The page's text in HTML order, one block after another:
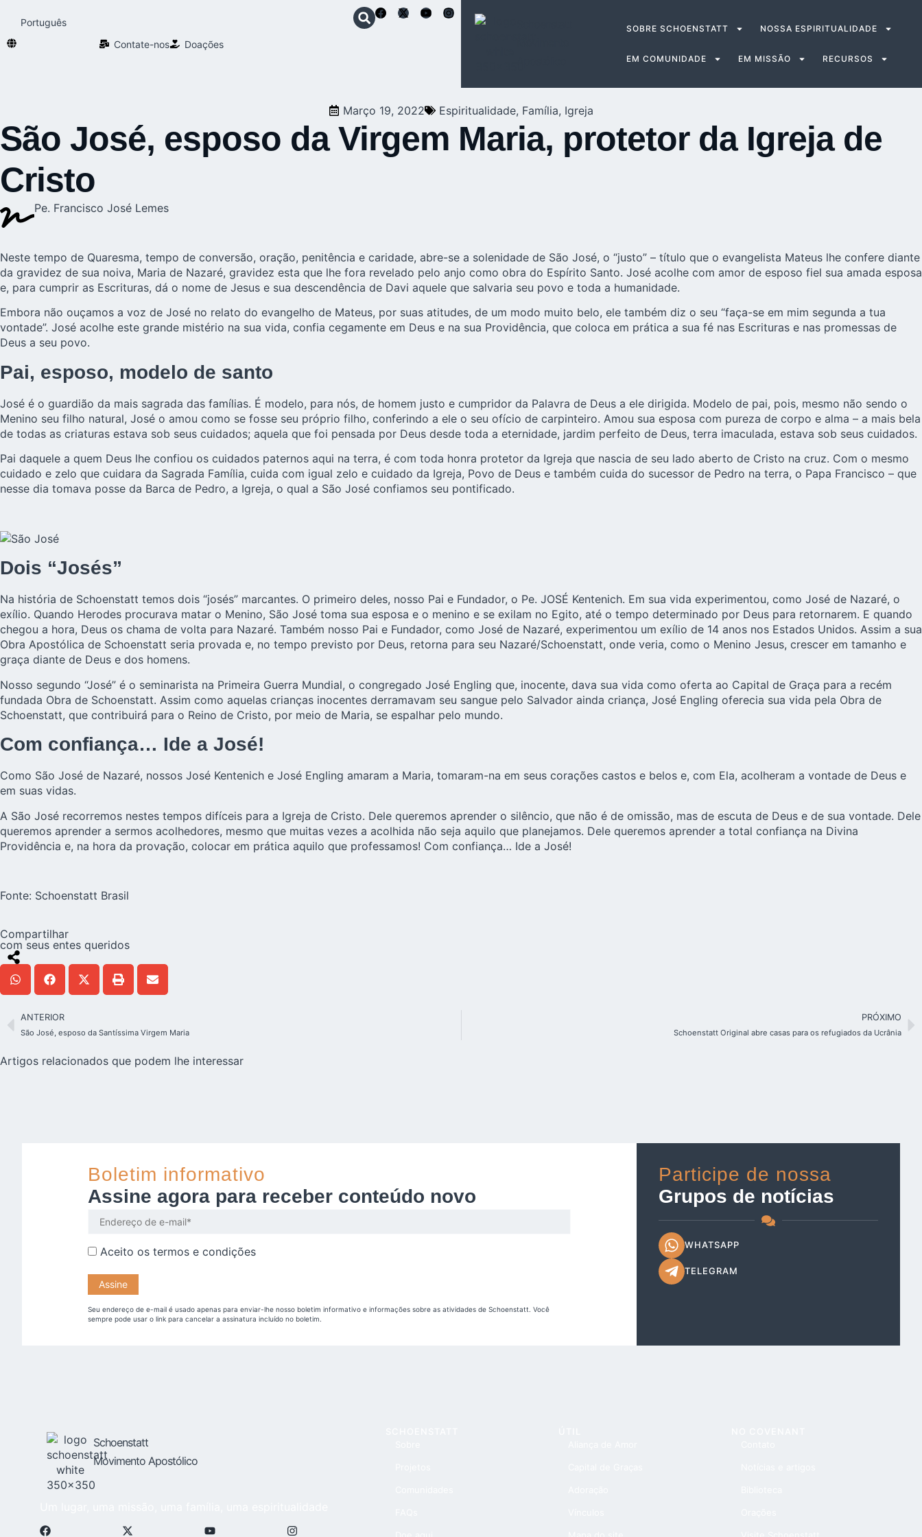
Português
Contate-nos
Doações
SOBRE SCHOENSTATT NOSSA ESPIRITUALIDADE
EM COMUNIDADE EM MISSÃO RECURSOS
Março 19, 2022 Espiritualidade, Família, Igreja
São José, esposo da Virgem Maria, protetor da Igreja de
Cristo
Pe. Francisco José Lemes
Neste tempo de Quaresma, tempo de conversão, oração, penitência e caridade, abre-se a solenidade de São José, o “justo” – título que o evangelista Mateus lhe confere diante
da gravidez de sua noiva, Maria de Nazaré, gravidez esta que lhe fora revelado pelo anjo como obra do Espírito Santo. José acolhe com amor de esposo fiel sua amada esposa
e, para cumprir as Escrituras, dá o nome de Jesus e sua descendência de Davi aquele que salvaria seu povo e toda a humanidade.
Embora não ouçamos a voz de José no relato do evangelho de Mateus, por suas atitudes, de um modo muito belo, ele também diz o seu “faça-se em mim segunda a tua
vontade”. José acolhe este grande mistério na sua vida, confia cegamente em Deus e na sua Providência, que coloca em prática a sua fé nas Escrituras e nas promessas de
Deus a seu povo.
Pai, esposo, modelo de santo
José é o guardião da mais sagrada das famílias. É modelo, para nós, de homem justo e cumpridor da Palavra de Deus a ele dirigida. Modelo de pai, pois, mesmo não sendo o
Menino seu filho natural, José o amou como se fosse seu próprio filho, conferindo a ele o seu ofício de carpinteiro. Amou sua esposa com pureza de corpo e alma – a mais bela
de todas as criaturas estava sob seus cuidados; aquela que foi pensada por Deus desde toda a eternidade, jardim perfeito de Deus, terra imaculada, estava sob seus cuidados.
Pai daquele a quem Deus lhe confiou os cuidados paternos aqui na terra, é com toda honra protetor da Igreja que nascia de seu lado aberto de Cristo na cruz. Com o mesmo
cuidado e zelo que cuidara da Sagrada Família, cuida com igual zelo e cuidado da Igreja, Povo de Deus e também cuida do sucessor de Pedro na terra, o Papa Francisco – que
nesse dia tomava posse da Barca de Pedro, a Igreja, o qual a São José confiamos seu pontificado.
Dois “Josés”
Na história de Schoenstatt temos dois “josés” marcantes. O primeiro deles, nosso Pai e Fundador, o Pe. JOSÉ Kentenich. Em sua vida experimentou, como José de Nazaré, o
exílio. Quando Herodes procurava matar o Menino, São José toma sua esposa e o menino e se exilam no Egito, até o tempo determinado por Deus para retornarem. E quando
chegou a hora, Deus os chama de volta para Nazaré. Também nosso Pai e Fundador, como José de Nazaré, experimentou um exílio de 14 anos nos Estados Unidos. Assim a sua
Obra Apostólica de Schoenstatt seria provada e, no tempo previsto por Deus, retorna para seu Nazaré/Schoenstatt, onde veria, como o Menino Jesus, crescer em tamanho e
graça diante de Deus e dos homens.
Nosso segundo “José” é o seminarista na Primeira Guerra Mundial, o congregado José Engling que, inocente, dava sua vida como oferta ao Capital de Graça para a recém
fundada Obra de Schoenstatt. Assim como aquelas crianças inocentes derramavam seu sangue pelo Salvador ainda criança, José Engling oferecia sua vida pela Obra de
Schoenstatt, que contribuirá para o Reino de Cristo, por meio de Maria, se espalhar pelo mundo.
Com confiança… Ide a José!
Como São José de Nazaré, nossos José Kentenich e José Engling amaram a Maria, tomaram-na em seus corações castos e belos e, com Ela, acolheram a vontade de Deus e
em suas vidas.
A São José recorremos nestes tempos difíceis para a Igreja de Cristo. Dele queremos aprender o silêncio, que não é de omissão, mas de escuta de Deus e de sua vontade. Dele
queremos aprender a sermos acolhedores, mesmo que muitas vezes a acolhida não seja aquilo que planejamos. Dele queremos aprender a total confiança na Divina
Providência e, na hora da provação, colocar em prática aquilo que professamos! Com confiança… Ide a José!
Fonte: Schoenstatt Brasil
Compartilhar
com seus entes queridos
ANTERIOR
São José, esposo da Santíssima Virgem Maria
PRÓXIMO
Schoenstatt Original abre casas para os refugiados da Ucrânia
Artigos relacionados que podem lhe interessar
Boletim informativo
Assine agora para receber conteúdo novo
Aceito os termos e condições
Seu endereço de e-mail é usado apenas para enviar-lhe nosso boletim informativo e informações sobre as atividades de Schoenstatt. Você
sempre pode usar o link para cancelar a assinatura incluído no boletim.
Participe de nossa
Grupos de notícias
WHATSAPP
TELEGRAM
Schoenstatt
Movimento Apostólico